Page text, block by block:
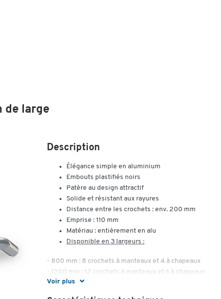
de large
Voir plus
Description
Élégance simple en aluminium
Embouts plastifiés noirs
Patère au design attractif
Solide et résistant aux rayures
Distance entre les crochets : env. 200 mm
Emprise : 110 mm
Matériau : entièrement en alu
Disponible en 3 largeurs :
- 800 mm : 8 crochets à manteaux et 4 à chapeaux
- 1200 mm : 12 crochets à manteaux et 6 à chapeaux
- 1600 mm : 16 crochets à manteaux et 8 à chapeaux